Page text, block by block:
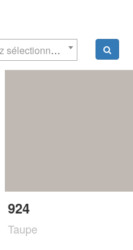
Veuillez sélectionner un élément
924
Taupe